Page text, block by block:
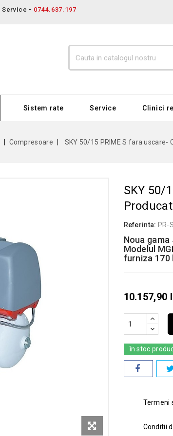
Service - 0744.637.197
Sistem rate Service Clinici
Compresoare SKY 50/15 PRIME S fara uscare-
SKY 50/
Referinta: PR-
Noua
Modelul
furniza 170
10.157,90
în stoc
Termeni
Conditii